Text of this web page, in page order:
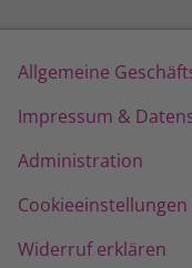
Allgemeine
Impressum &
Administration
Cookieeinstellungen
Widerruf erklären